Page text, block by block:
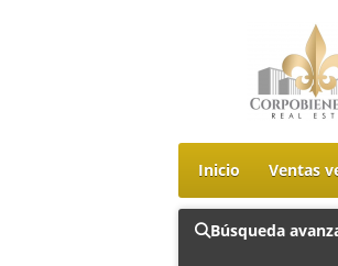
Inicio Ventas
Búsqueda